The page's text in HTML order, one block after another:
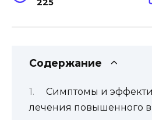
225
Содержание
Симптомы и
лечения повышенного